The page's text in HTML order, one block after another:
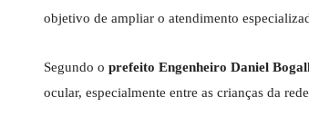
objetivo de ampliar o atendimento
Segundo o prefeito Engenheiro Daniel
ocular, especialmente entre as crianças da